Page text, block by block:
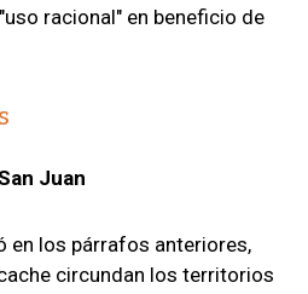
racional" en beneficio de
Juan
en los párrafos anteriores,
circundan los territorios